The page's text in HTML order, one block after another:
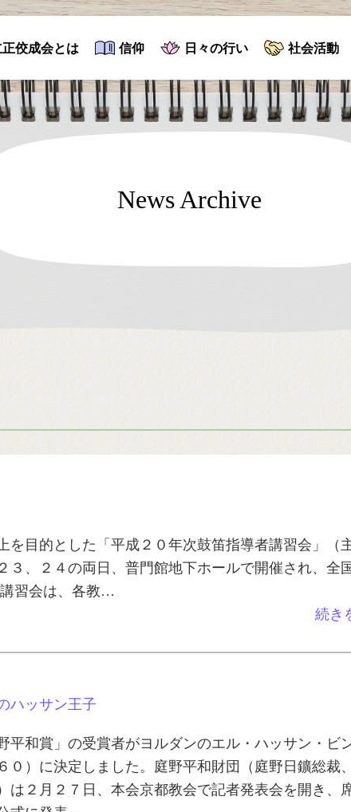
正佼成会とは 信仰 日々の行い 社会活動
News Archive
を目的とした「平成２０年次鼓笛指導者講習会」（
３、２４の両日、普門館地下ホールで開催され、全
習会は、各教…
続き
ハッサン王子
平和賞」の受賞者がヨルダンのエル・ハッサン・ビ
０）に決定しました。庭野平和財団（庭野日鑛総裁
は２月２７日、本会京都教会で記者発表会を開き、席